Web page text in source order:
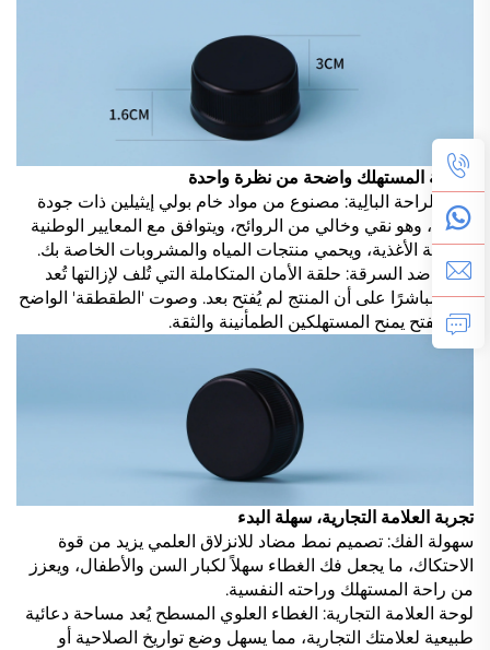
سلامة المستهلك واضحة من نظرة واحدة
خيار الراحة البالِية: مصنوع من مواد خام بولي إيثيلين ذات جودة
غذائية، وهو نقي وخالي من الروائح، ويتوافق مع المعايير الوطنية
لسلامة الأغذية، ويحمي منتجات المياه والمشروبات الخاصة بك.
تأمين ضد السرقة: حلقة الأمان المتكاملة التي تُلف لإزالتها تُعد
دليلاً مباشرًا على أن المنتج لم يُفتح بعد. وصوت 'الطقطقة' الواضح
عند الفتح يمنح المستهلكين الطمأنينة والثقة.
تجربة العلامة التجارية، سهلة البدء
سهولة الفك: تصميم نمط مضاد للانزلاق العلمي يزيد من قوة
الاحتكاك، ما يجعل فك الغطاء سهلاً لكبار السن والأطفال، ويعزز
من راحة المستهلك وراحته النفسية.
لوحة العلامة التجارية: الغطاء العلوي المسطح يُعد مساحة دعائية
طبيعية لعلامتك التجارية، مما يسهل وضع تواريخ الصلاحية أو